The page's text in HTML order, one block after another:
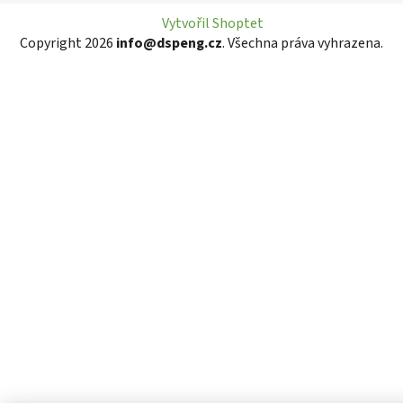
Vytvořil Shoptet
Copyright 2026 info@dspeng.cz. Všechna práva vyhrazena.